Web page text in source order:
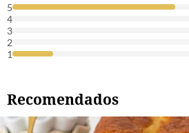
5
4
3
2
1
Recomendados